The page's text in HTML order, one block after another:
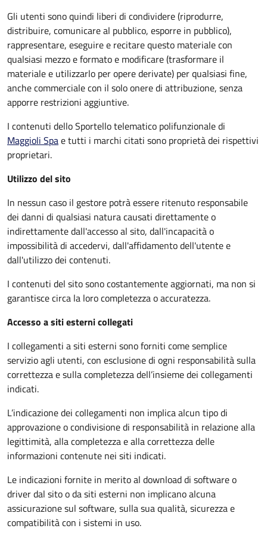
Gli utenti sono quindi liberi di condividere (riprodurre,
distribuire, comunicare al pubblico, esporre in pubblico),
rappresentare, eseguire e recitare questo materiale con
qualsiasi mezzo e formato e modificare (trasformare il
materiale e utilizzarlo per opere derivate) per qualsiasi fine,
anche commerciale con il solo onere di attribuzione, senza
apporre restrizioni aggiuntive.
I contenuti dello Sportello telematico polifunzionaledi
Maggioli Spae tutti i marchi citati sono proprietà dei rispettivi
proprietari.
Utilizzo del sito
In nessun caso il gestore potrà essere ritenuto responsabile
dei danni di qualsiasi natura causati direttamente o
indirettamente dall'accesso al sito, dall'incapacità o
impossibilità di accedervi, dall'affidamento dell'utente e
dall'utilizzo dei contenuti.
I contenuti del sito sono costantemente aggiornati, ma non si
garantisce circa la loro completezza o accuratezza.
Accesso a siti esterni collegati
I collegamenti a siti esterni sono forniti come semplice
servizio agli utenti, con esclusione di ogni responsabilità sulla
correttezza e sulla completezza dell’insieme dei collegamenti
indicati.
L’indicazione dei collegamenti non implica alcun tipo di
approvazione o condivisione di responsabilità in relazione alla
legittimità, alla completezza e alla correttezza delle
informazioni contenute nei siti indicati.
Le indicazioni fornite in merito al download di software o
driver dal sito o da siti esterni non implicano alcuna
assicurazione sul software, sulla sua qualità, sicurezza e
compatibilità con i sistemi in uso.